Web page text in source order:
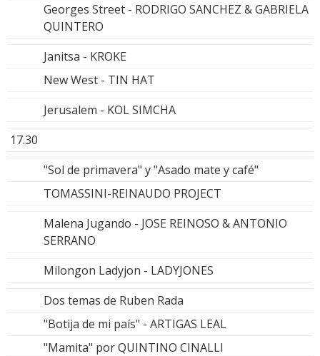
Georges Street - RODRIGO SANCHEZ & GABRIELA
QUINTERO
Janitsa - KROKE
New West - TIN HAT
Jerusalem - KOL SIMCHA
17.30
"Sol de primavera" y "Asado mate y café"
TOMASSINI-REINAUDO PROJECT
Malena Jugando - JOSE REINOSO & ANTONIO
SERRANO
Milongon Ladyjon - LADYJONES
Dos temas de Ruben Rada
"Botija de mi país" - ARTIGAS LEAL
"Mamita" por QUINTINO CINALLI